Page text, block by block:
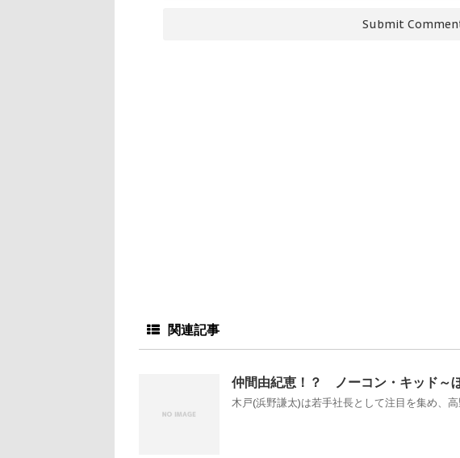
関連記事
仲間由紀恵！？ ノーコン・キッド
木戸(浜野謙太)は若手社長として注目を集め、